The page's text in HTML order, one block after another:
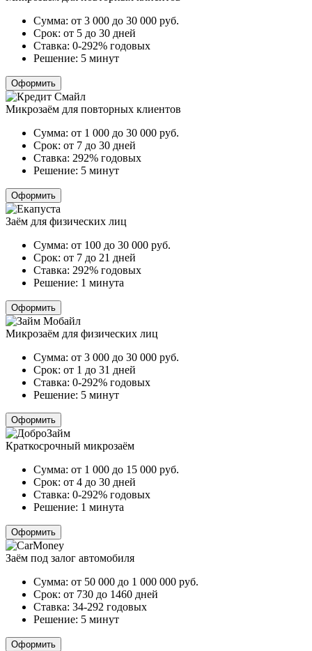
Сумма: от 3 000 до 30 000 руб.
Срок: от 5 до 30 дней
Ставка: 0-292% годовых
Решение: 5 минут
Оформить
Микрозаём для повторных клиентов
Сумма: от 1 000 до 30 000 руб.
Срок: от 7 до 30 дней
Ставка: 292% годовых
Решение: 5 минут
Оформить
Заём для физических лиц
Сумма: от 100 до 30 000 руб.
Срок: от 7 до 21 дней
Ставка: 292% годовых
Решение: 1 минута
Оформить
Микрозаём для физических лиц
Сумма: от 3 000 до 30 000 руб.
Срок: от 1 до 31 дней
Ставка: 0-292% годовых
Решение: 5 минут
Оформить
Краткосрочный микрозаём
Сумма: от 1 000 до 15 000 руб.
Срок: от 4 до 30 дней
Ставка: 0-292% годовых
Решение: 1 минута
Оформить
Заём под залог автомобиля
Сумма: от 50 000 до 1 000 000 руб.
Срок: от 730 до 1460 дней
Ставка: 34-292 годовых
Решение: 5 минут
Оформить